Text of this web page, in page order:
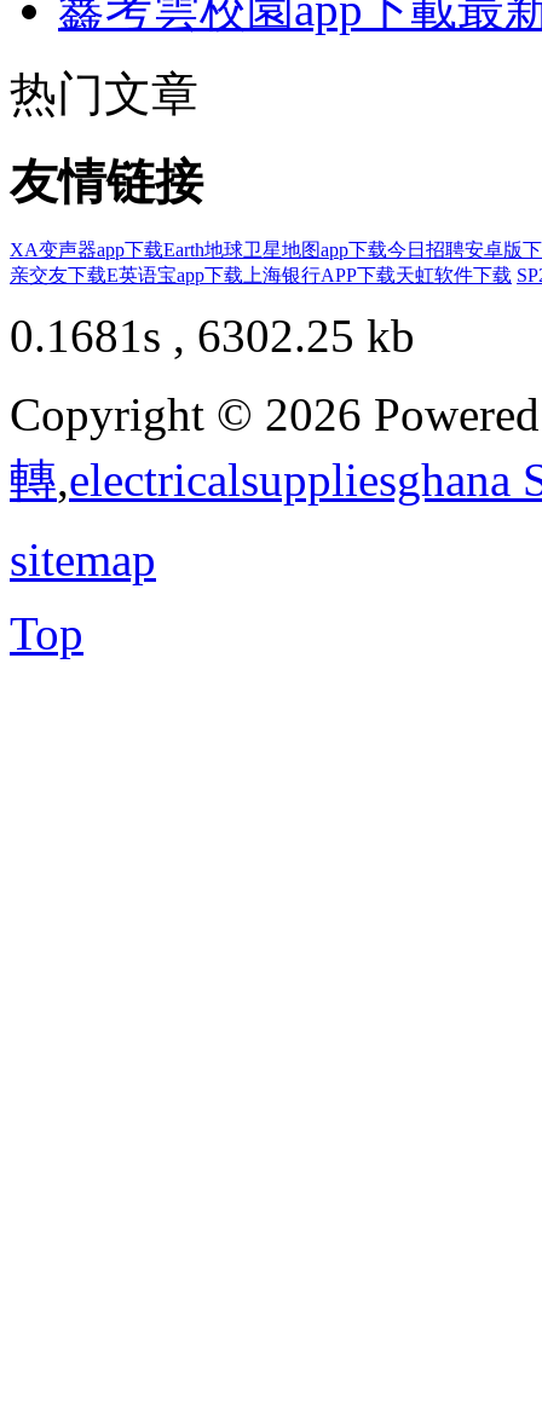
热门文章
友情链接
XA变声器app下载Earth地球卫星地图app下载今日招聘安卓版
亲交友下载E英语宝app下载 上海银行APP下载天虹软件下载
0.1681s , 6302.25 kb
Copyright © 2026
轉,electricalsuppliesghana
sitemap
Top